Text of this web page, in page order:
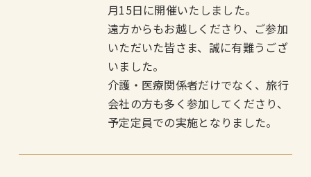
月15日に開催いたしました。
遠方からもお越しくださり、ご参加
いただいた皆さま、誠に有難うござ
いました。
介護・医療関係者だけでなく、旅行
会社の方も多く参加してくださり、
予定定員での実施となりました。